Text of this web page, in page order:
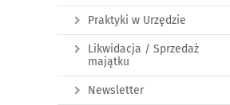
Praktyki w Urzędzie
Likwidacja / Sprzedaż
majątku
Newsletter